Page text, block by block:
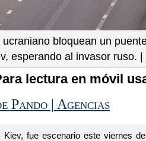
bloquean un
esperando al invasor ruso. |
lectura en móvil
Pando | Agencias
Kiev, fue escenario este viernes